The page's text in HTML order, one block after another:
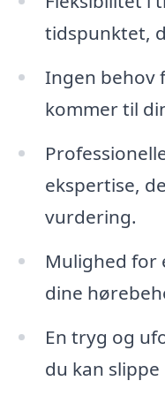
tidspunktet,
Ingen behov
kommer til
ekspertise,
vurdering.
Mulighed for
dine
En tryg og
du kan